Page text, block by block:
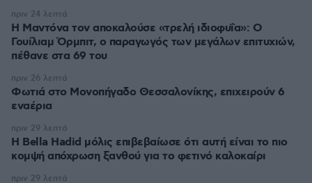
Η Μαντόνα τον αποκαλούσε «τρελή ιδιοφυΐα»: Ο
Γουίλιαμ Όρμπιτ, ο παραγωγός των μεγάλων επιτυχιών,
πέθανε στα 69 του
πριν 24 λεπτά
Φωτιά στο Μονοπήγαδο Θεσσαλονίκης, επιχειρούν 6
εναέρια
πριν 26 λεπτά
Η Bella Hadid μόλις επιβεβαίωσε ότι αυτή είναι το πιο
κομψή απόχρωση ξανθού για το φετινό καλοκαίρι
πριν 29 λεπτά
πριν 29 λεπτά